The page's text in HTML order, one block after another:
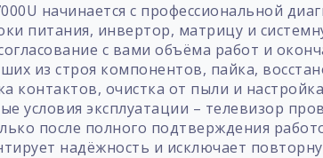
начинается с профессиональной
питания, инвертор, матрицу и
с вами объёма работ и
из строя компонентов, пайка,
контактов, очистка от пыли и
условия эксплуатации – телевизор
после полного подтверждения
надёжность и исключает